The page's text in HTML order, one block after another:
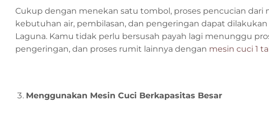
Cukup dengan menekan satu tombol, proses pencucian
kebutuhan air, pembilasan, dan pengeringan dapat
Laguna. Kamu tidak perlu bersusah payah lagi menunggu
pengeringan, dan proses rumit lainnya dengan mesin cuci 1
Menggunakan Mesin Cuci Berkapasitas Besar